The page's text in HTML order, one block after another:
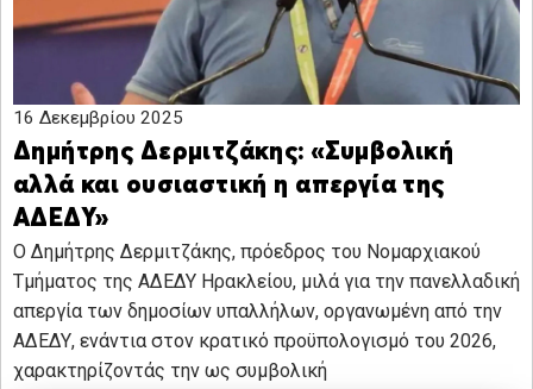
16 Δεκεμβρίου 2025
Δημήτρης Δερμιτζάκης: «Συμβολική
αλλά και ουσιαστική η απεργία της
ΑΔΕΔΥ»
Ο Δημήτρης Δερμιτζάκης, πρόεδρος του Νομαρχιακού
Τμήματος της ΑΔΕΔΥ Ηρακλείου, μιλά για την πανελλαδική
απεργία των δημοσίων υπαλλήλων, οργανωμένη από την
ΑΔΕΔΥ, ενάντια στον κρατικό προϋπολογισμό του 2026,
χαρακτηρίζοντάς την ως συμβολική